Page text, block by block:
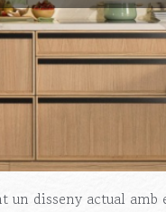
disseny actual